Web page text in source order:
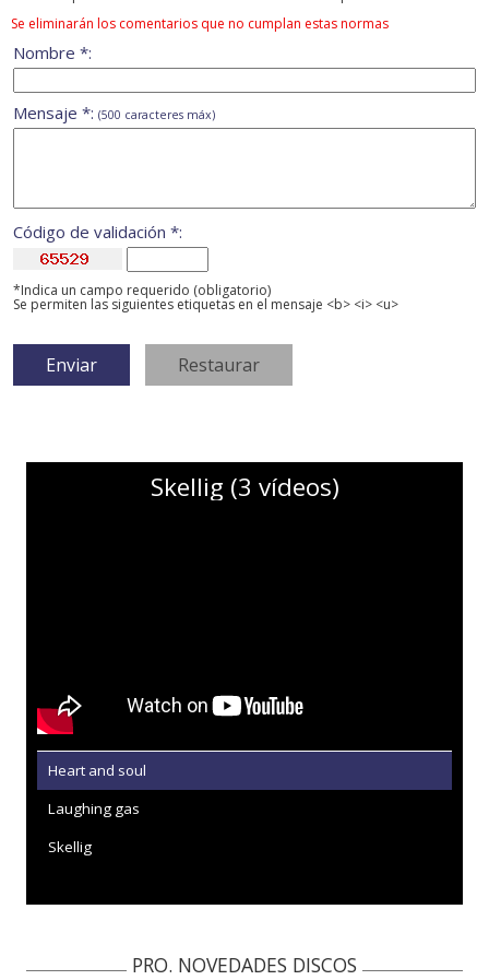
Se eliminarán los comentarios que no cumplan estas normas
Nombre *:
Mensaje *: (500 caracteres máx)
Código de validación *:
*Indica un campo requerido (obligatorio)
Se permiten las siguientes etiquetas en el mensaje <b> <i> <u>
Skellig (3 vídeos)
Heart and soul
Laughing gas
Skellig
PRO. NOVEDADES DISCOS